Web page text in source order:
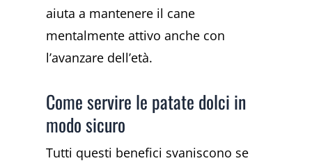
aiuta a mantenere il cane
mentalmente attivo anche con
l’avanzare dell’età.
Come servire le patate dolci in
modo sicuro
Tutti questi benefici svaniscono se